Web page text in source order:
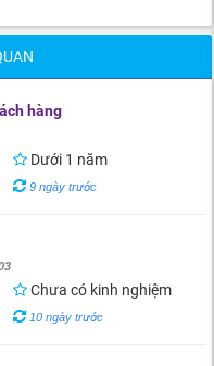
hàng
Dưới 1 năm
9 ngày trước
Chưa có kinh nghiệm
10 ngày trước